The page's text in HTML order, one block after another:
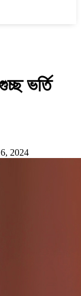
ভর্তি
2024